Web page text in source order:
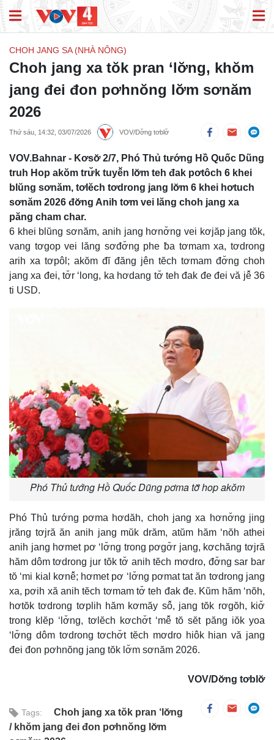
CHOH JANG SA (NHÀ NÔNG)
Choh jang xa tŏk pran ‘lơ̆ng, khŏm
jang đei đon pơhnŏng lơ̆m sơnăm
2026
Thứ sáu, 14:32, 03/07/2026 VOV/Dơ̆ng tơblơ̆
VOV.Bahnar - Kơsơ̆ 2/7, Phó Thủ tướng Hồ Quốc Dũng
truh Hop akŏm trư̆k tuyê̆n lơ̆m teh đak pơtôch 6 khei
blŭng sơnăm, tơlĕch tơdrong jang lơ̆m 6 khei hơtuch
sơnăm 2026 đơ̆ng Anih tơm vei lăng choh jang xa
păng cham char.
6 khei blŭng sơnăm, anih jang hơnơ̆ng vei kơjăp jang tŏk,
vang tơgop vei lăng sơđơ̆ng phe ƀa tơmam xa, tơdrong
arih xa tơpôl; akŏm đĭ đăng jên tĕch tơmam đơ̆ng choh
jang xa đei, tơ̆r ‘long, ka hơdang tơ̆ teh đak đe đei vă jê̆ 36
ti USD.
Phó Thủ tướng Hồ Quốc Dũng pơma tơ̆ hop akŏm
Phó Thủ tướng pơma hơdăh, choh jang xa hơnơ̆ng jing
jrăng tơjră ăn anih jang mŭk drăm, atŭm hăm ‘nŏh athei
anih jang hơmet pơ ‘lơ̆ng trong pơgơ̆r jang, kơchăng tơjră
hăm dôm tơdrong jur tŏk tơ̆ anih tĕch mơdro, đơ̆ng sar bar
tŏ ‘mi kial kơnê̆; hơmet pơ ‘lơ̆ng pơmat tat ăn tơdrong jang
xa, pơih xă anih tĕch tơmam tơ̆ teh đak đe. Kŭm hăm ‘nŏh,
hơtŏk tơdrong tơplih hăm kơmăy sô̆, jang tŏk rơgŏh, kiơ̆
trong klĕp ‘lơ̆ng, tơlĕch kơchơ̆t ‘mê̆ tŏ sĕt păng iŏk yoa
‘lơ̆ng dôm tơdrong tơchơ̆t tĕch mơdro hiôk hian vă jang
đei đon pơhnŏng jang tŏk lơ̆m sơnăm 2026.
VOV/Dơ̆ng tơblơ̆
Tags:
Choh jang xa tŏk pran ‘lơ̆ng
khŏm jang đei đon pơhnŏng lơ̆m